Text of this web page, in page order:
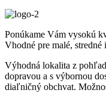
Ponúkame Vám vysokú
Vhodné pre malé, stredné
Výhodná lokalita z
dopravou a s výbornou
diaľničný obchvat.